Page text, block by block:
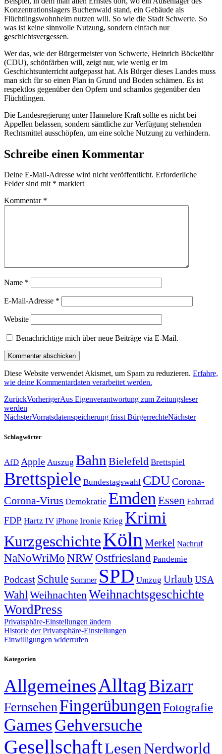
Konzentrationslagers Buchenwald stand, ein Gebäude als
Flüchtlingswohnheim nutzen will. So wie die Stadt Schwerte. So
was ist keine sinnvolle Nutzung, sondern einfach nur
geschichtsvergessen.
Wer das, wie der Bürgermeister von Schwerte, Heinrich Böckelühr
(CDU), schönfärben will, zeigt nur, wie wenig er im
Geschichtsunterricht aufgepasst hat. Als Bürger dieses Landes muss
man sich für so einen Plan in Grund und Boden schämen. Es ist
respektlos gegenüber den Opfern und schamlos gegenüber den
Flüchtlingen.
Die Landesregierung unter Hannelore Kraft sollte es nicht bei
Appellen belassen, sondern sämtliche zur Verfügung stehenden
Rechtsmittel ausschöpfen, um eine solche Nutzung zu verhindern.
Schreibe einen Kommentar
Deine E-Mail-Adresse wird nicht veröffentlicht. Erforderliche
Felder sind mit * markiert
Kommentar *
Name *
E-Mail-Adresse *
Website
Benachrichtige mich über neue Beiträge via E-Mail.
Diese Website verwendet Akismet, um Spam zu reduzieren. Erfahre,
wie deine Kommentardaten verarbeitet werden.
ZurückVorherigerAus Eigenverantwortung zum Zeitungsleser
werden
NächsterVorratsdatenspeicherung frisst BürgerrechteNächster
Schlagwörter
AfD Apple Auszug Bahn Bielefeld Brettspiel
Brettspiele Bundestagswahl CDUCorona-
Corona-Virus Demokratie Emden Essen Fahrrad
FDP Hartz IV iPhone Ironie Krieg Krimi
KurzgeschichteKöln Merkel Nachruf
NaNoWriMo NRWOstfriesland Pandemie
Podcast Schule Sommer SPD Umzug Urlaub USA
Wahl Weihnachten Weihnachtsgeschichte
WordPress
Privatsphäre-Einstellungen ändern
Historie der Privatsphäre-Einstellungen
Einwilligungen widerrufen
Kategorien
AllgemeinesAlltagBizarr
FernsehenFingerübungen Fotografie
GamesGehversuche
GesellschaftLesenNerdworld